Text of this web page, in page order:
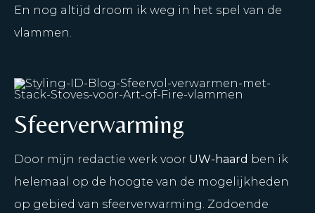
En nog altijd droom ik weg in het spel van de
vlammen.
Sfeerverwarming
Door mijn redactie werk voor UW-haard ben ik
helemaal op de hoogte van de mogelijkheden
op gebied van sfeerverwarming. Zodoende